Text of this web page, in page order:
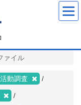
ァイル
動調査